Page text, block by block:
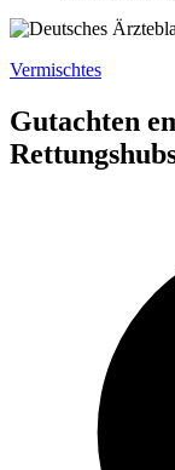
Vermischtes
Gutachten